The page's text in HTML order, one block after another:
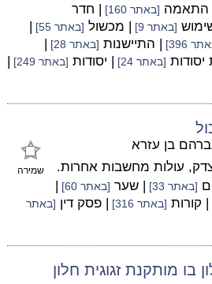
התאמה [באתר 160]
| חדר
[באתר 9] | מכשול [באתר 55]
|
396] | התיישנות [באתר 28]
|
[באתר 24] | יסודות [באתר 249]
|
שמירה
בן עזרא
עולות מחשבות אחרות.
[באתר 33] | שער [באתר 60]
|
| קורות [באתר 316] | פסק דין [באתר
מותקנת זגוגית חלון